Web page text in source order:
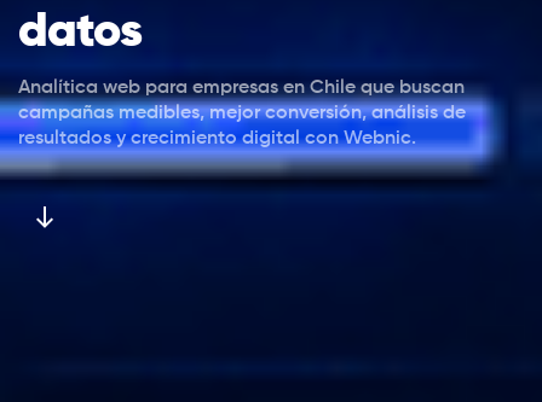
datos
Analítica web para empresas en Chile que buscan
campañas medibles, mejor conversión, análisis de
resultados y crecimiento digital con Webnic.